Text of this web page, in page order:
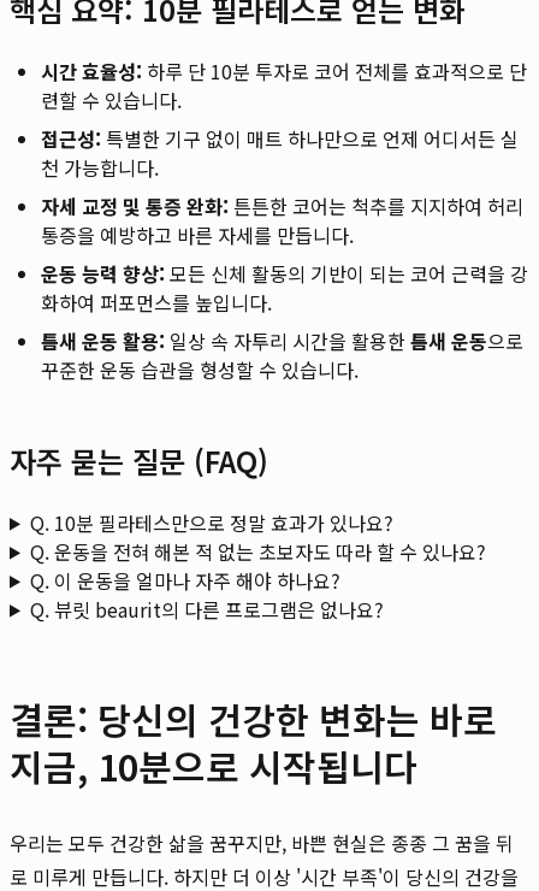
핵심 요약: 10분 필라테스로 얻는 변화
시간 효율성: 하루 단 10분 투자로 코어 전체를 효과적으로 단
련할 수 있습니다.
접근성: 특별한 기구 없이 매트 하나만으로 언제 어디서든 실
천 가능합니다.
자세 교정 및 통증 완화: 튼튼한 코어는 척추를 지지하여 허리
통증을 예방하고 바른 자세를 만듭니다.
운동 능력 향상: 모든 신체 활동의 기반이 되는 코어 근력을 강
화하여 퍼포먼스를 높입니다.
틈새 운동 활용: 일상 속 자투리 시간을 활용한틈새 운동으로
꾸준한 운동 습관을 형성할 수 있습니다.
자주 묻는 질문 (FAQ)
Q. 10분 필라테스만으로 정말 효과가 있나요?
Q. 운동을 전혀 해본 적 없는 초보자도 따라 할 수 있나요?
Q. 이 운동을 얼마나 자주 해야 하나요?
Q. 뷰릿 beaurit의 다른 프로그램은 없나요?
결론: 당신의 건강한 변화는 바로
지금, 10분으로 시작됩니다
우리는 모두 건강한 삶을 꿈꾸지만, 바쁜 현실은 종종 그 꿈을 뒤
로 미루게 만듭니다. 하지만 더 이상 '시간 부족'이 당신의 건강을